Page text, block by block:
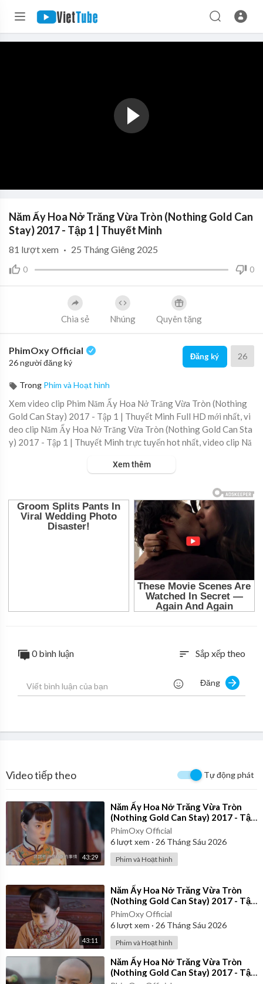
Năm Ấy Hoa Nở Trăng Vừa Tròn (Nothing Gold Can
Stay) 2017 - Tập 1 | Thuyết Minh
0 0
81 lượt xem · 25 Tháng Giêng 2025
Chia sẻ Nhúng Quyên tặng
PhimOxy Official
26 người đăng ký
Đăng ký 26
Trong Phim và Hoạt hình
Xem video clip Phim Năm Ấy Hoa Nở Trăng Vừa Tròn (Nothing
Gold Can Stay) 2017 - Tập 1 | Thuyết Minh Full HD mới nhất, vi
deo clip Năm Ấy Hoa Nở Trăng Vừa Tròn (Nothing Gold Can Sta
y) 2017 - Tập 1 | Thuyết Minh trực tuyến hot nhất, video clip Nă
ập 1 | Thuyết Minh online hay nhất.
https://viet.tube/watch/
nam-ay....-hoa-no-trang-vua-tr
Xem thêm
0 bình luận sort Sắp xếp theo
Đăng
Video tiếp theo Tự động phát
43:29
⁣Năm Ấy Hoa Nở Trăng Vừa Tròn
(Nothing Gold Can Stay) 2017 - Tập
28 | Thuyết Minh
PhimOxy Official
6lượt xem · 26 Tháng Sáu 2026
Phim và Hoạt hình
43:11
⁣Năm Ấy Hoa Nở Trăng Vừa Tròn
(Nothing Gold Can Stay) 2017 - Tập
23 | Thuyết Minh
PhimOxy Official
6lượt xem · 26 Tháng Sáu 2026
Phim và Hoạt hình
⁣Năm Ấy Hoa Nở Trăng Vừa Tròn
(Nothing Gold Can Stay) 2017 - Tập